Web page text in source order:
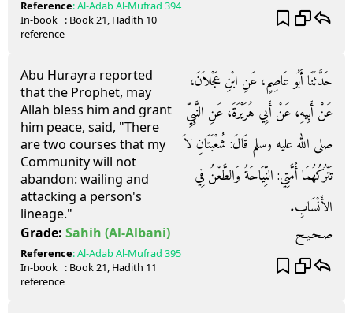
Reference:Al-Adab Al-Mufrad 394
In-book
reference
: Book21, Hadith 10
Abu Hurayra reported
that the Prophet, may
Allah bless him and grant
him peace, said, "There
are two courses that my
Community will not
abandon: wailing and
attacking a person's
lineage."
حَدَّثَنَا أَبُو عَاصِمٍ، عَنِ ابْنِ عَجْلاَنَ،
عَنْ أَبِيهِ، عَنْ أَبِي هُرَيْرَةَ، عَنِ النَّبِيِّ
صلى الله عليه وسلم قَالَ‏:‏ شُعْبَتَانِ لاَ
تَتْرُكُهُمَا أُمَّتِي‏:‏ النِّيَاحَةُ وَالطَّعْنُ فِي
الأَنْسَابِ‏.‏
Grade: Sahih (Al-Albani) صـحـيـح
Reference:Al-Adab Al-Mufrad 395
In-book
reference
: Book21, Hadith 11